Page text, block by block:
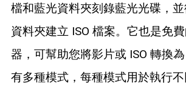
檔和藍光資料夾刻錄藍光光碟，
資料夾建立 ISO 檔案。它也是免
器，可幫助您將影片或 ISO 轉換
有多種模式，每種模式用於執行不